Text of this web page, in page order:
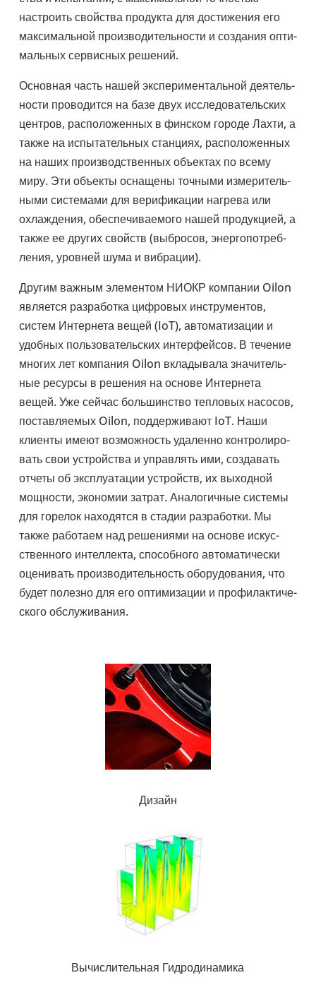
настро­ить свой­ства про­дукта для дости­же­ния его
мак­си­маль­ной про­из­во­ди­тель­но­сти и созда­ния опти­
маль­ных сер­вис­ных решений.
Основ­ная часть нашей экс­пе­ри­мен­таль­ной дея­тель­
но­сти про­во­дится на базе двух иссле­до­ва­тель­ских
центров, рас­по­ло­жен­ных в финском городе Лахти, а
также на испы­та­тель­ных стан­циях, рас­по­ло­жен­ных
на наших про­из­вод­ствен­ных объ­ек­тах по всему
миру. Эти объекты осна­щены точными изме­ри­тель­
ными систе­мами для вери­фи­ка­ции нагрева или
охла­жде­ния, обес­пе­чи­ва­е­мого нашей про­дук­цией, а
также ее других свойств (выбро­сов, энер­го­по­треб­
ле­ния, уровней шума и виб­ра­ции).
Другим важным эле­мен­том НИОКР ком­па­нии Oilon
явля­ется раз­ра­ботка циф­ро­вых инстру­мен­тов,
систем Интер­нета вещей (IoT), авто­ма­ти­за­ции и
удобных поль­зо­ва­тель­ских интер­фей­сов. В течение
многих лет ком­па­ния Oilon вкла­ды­вала зна­чи­тель­
ные ресурсы в решения на основе Интер­нета
вещей. Уже сейчас боль­шин­ство теп­ло­вых насосов,
постав­ля­е­мых Oilon, под­дер­жи­вают IoT. Наши
клиенты имеют воз­мож­ность уда­ленно кон­тро­ли­ро­
вать свои устрой­ства и управ­лять ими, созда­вать
отчеты об экс­плу­а­та­ции устройств, их выход­ной
мощ­но­сти, эко­но­мии затрат. Ана­ло­гич­ные системы
для горелок нахо­дятся в стадии раз­ра­ботки. Мы
также рабо­таем над реше­ни­ями на основе искус­
ствен­ного интел­лекта, спо­соб­ного авто­ма­ти­че­ски
оце­ни­вать про­из­во­ди­тель­ность обо­ру­до­ва­ния, что
будет полезно для его опти­ми­за­ции и про­фи­лак­ти­че­
ского обслу­жи­ва­ния.
Дизайн
Вычис­ли­тель­ная Гид­ро­ди­на­мика